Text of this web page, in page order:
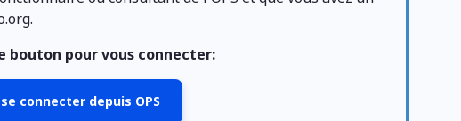
bouton pour vous connecter:
connecter depuis OPS